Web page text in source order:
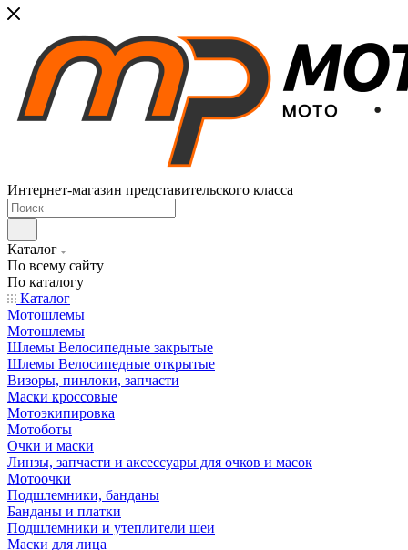
Интернет-магазин представительского класса
Каталог
По всему сайту
По каталогу
Каталог
Мотошлемы
Мотошлемы
Шлемы Велосипедные закрытые
Шлемы Велосипедные открытые
Визоры, пинлоки, запчасти
Маски кроссовые
Мотоэкипировка
Мотоботы
Очки и маски
Линзы, запчасти и аксессуары для очков и масок
Мотоочки
Подшлемники, банданы
Банданы и платки
Подшлемники и утеплители шеи
Маски для лица